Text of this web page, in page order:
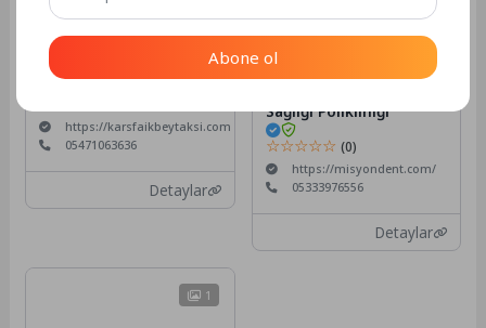
Genel
16
Kars Faikbey Taksi
https://karsfaikbeytaksi.com
05471063636
Detaylar
Genel
16
Misyondent – Özel
Sağlığı Polikliniği
☆☆☆☆☆ (0)
https://misyondent.com/
05333976556
Detaylar
1
Abone ol